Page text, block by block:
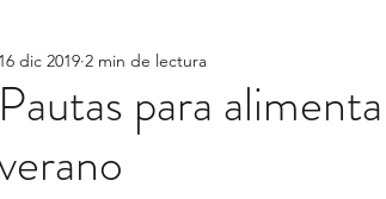
Pautas para
16 dic 2019 2 min de lectura